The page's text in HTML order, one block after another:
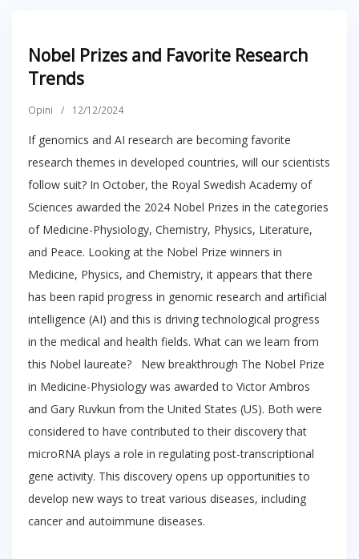
Nobel Prizes and Favorite Research
Trends
Opini / 12/12/2024
If genomics and AI research are becoming favorite
research themes in developed countries, will our scientists
follow suit? In October, the Royal Swedish Academy of
Sciences awarded the 2024 Nobel Prizes in the categories
of Medicine-Physiology, Chemistry, Physics, Literature,
and Peace. Looking at the Nobel Prize winners in
Medicine, Physics, and Chemistry, it appears that there
has been rapid progress in genomic research and artificial
intelligence (AI) and this is driving technological progress
in the medical and health fields. What can we learn from
this Nobel laureate? New breakthrough The Nobel Prize
in Medicine-Physiology was awarded to Victor Ambros
and Gary Ruvkun from the United States (US). Both were
considered to have contributed to their discovery that
microRNA plays a role in regulating post-transcriptional
gene activity. This discovery opens up opportunities to
develop new ways to treat various diseases, including
cancer and autoimmune diseases.